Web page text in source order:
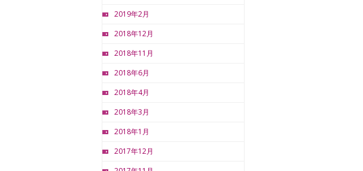
2019年2月
2018年12月
2018年11月
2018年6月
2018年4月
2018年3月
2018年1月
2017年12月